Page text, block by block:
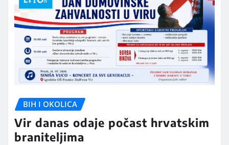
BIH I OKOLICA
Vir danas odaje počast hrvatskim
braniteljima